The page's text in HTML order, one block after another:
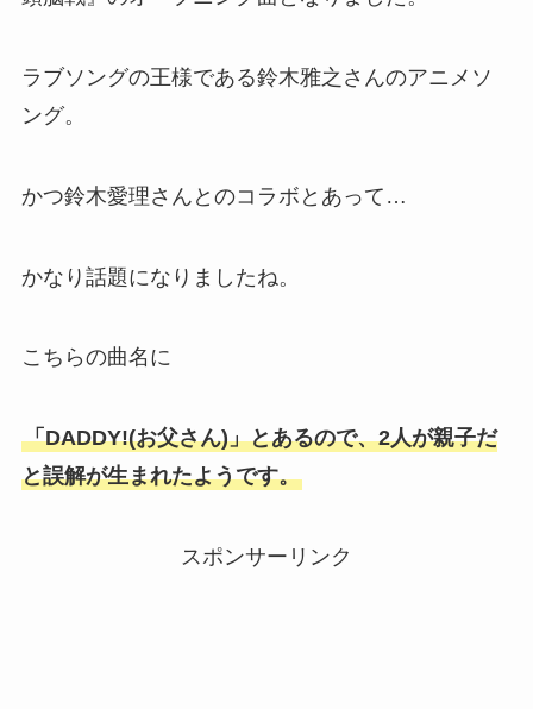
ラブソングの王様である鈴木雅之さんのアニメソ
ング。
かつ鈴木愛理さんとのコラボとあって…
かなり話題になりましたね。
こちらの曲名に
「DADDY!(お父さん)」とあるので、2人が親子だ
と誤解が生まれたようです。
スポンサーリンク